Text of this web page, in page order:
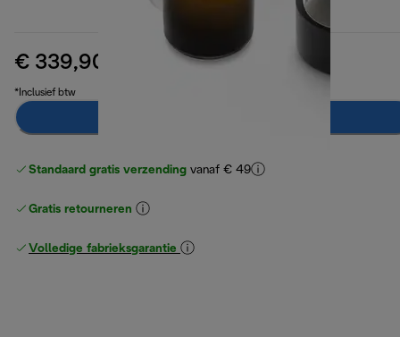
€ 339,90 originele prijs € 569,90
(-40%)
*Inclusief btw
Standaard gratis verzending vanaf € 49
Gratis retourneren
Volledige fabrieksgarantie